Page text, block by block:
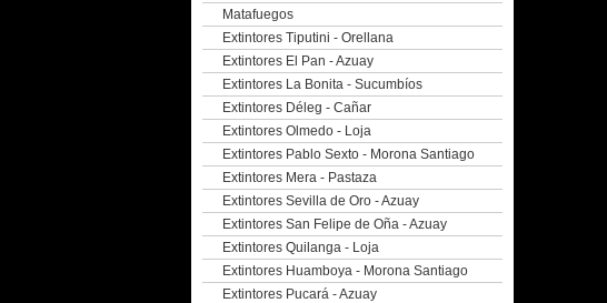
Matafuegos
Extintores Tiputini - Orellana
Extintores El Pan - Azuay
Extintores La Bonita - Sucumbíos
Extintores Déleg - Cañar
Extintores Olmedo - Loja
Extintores Pablo Sexto - Morona Santiago
Extintores Mera - Pastaza
Extintores Sevilla de Oro - Azuay
Extintores San Felipe de Oña - Azuay
Extintores Quilanga - Loja
Extintores Huamboya - Morona Santiago
Extintores Pucará - Azuay